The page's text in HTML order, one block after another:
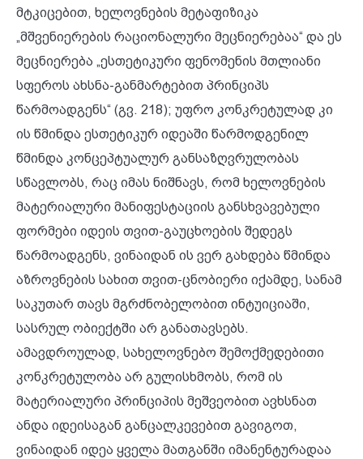
მტკიცებით, ხელოვნების მეტაფიზიკა
„მშვენიერების რაციონალური მეცნიერებაა“ და ეს
მეცნიერება „ესთეტიკური ფენომენის მთლიანი
სფეროს ახსნა-განმარტებით პრინციპს
წარმოადგენს“ (გვ. 218); უფრო კონკრეტულად კი
ის წმინდა ესთეტიკურ იდეაში წარმოდგენილ
წმინდა კონცეპტუალურ განსაზღვრულობას
სწავლობს, რაც იმას ნიშნავს, რომ ხელოვნების
მატერიალური მანიფესტაციის განსხვავებული
ფორმები იდეის თვით-გაუცხოების შედეგს
წარმოადგენს, ვინაიდან ის ვერ გახდება წმინდა
აზროვნების სახით თვით-ცნობიერი იქამდე, სანამ
საკუთარ თავს მგრძნობელობით ინტუიციაში,
სასრულ ობიექტში არ განათავსებს.
ამავდროულად, სახელოვნებო შემოქმედებითი
კონკრეტულობა არ გულისხმობს, რომ ის
მატერიალური პრინციპის მეშვეობით ავხსნათ
ანდა იდეისაგან განცალკევებით გავიგოთ,
ვინაიდან იდეა ყველა მათგანში იმანენტურადაა